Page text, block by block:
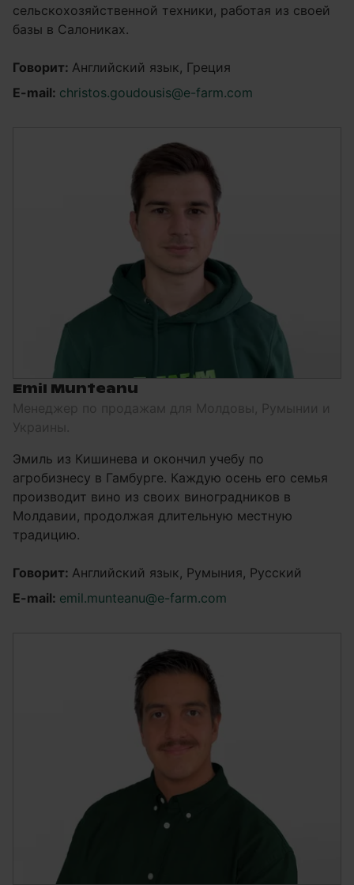
сельскохозяйственной техники, работая из своей
базы в Салониках.
Говорит: Английский язык, Греция
E-mail: christos.goudousis@e-farm.com
Emil Munteanu
Менеджер по продажам для Молдовы, Румынии и
Украины.
Эмиль из Кишинева и окончил учебу по
агробизнесу в Гамбурге. Каждую осень его семья
производит вино из своих виноградников в
Молдавии, продолжая длительную местную
традицию.
Говорит: Английский язык, Румыния, Русский
E-mail: emil.munteanu@e-farm.com